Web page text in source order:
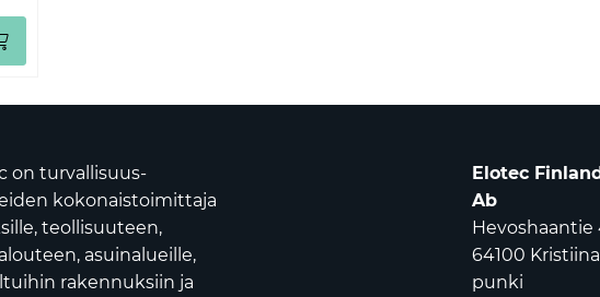
on turvallisuus-
kokonaistoimittaja
teollisuuteen,
asuinalueille,
rakennuksiin ja
Elotec
Ab
Hevoshaantie
64100
punki